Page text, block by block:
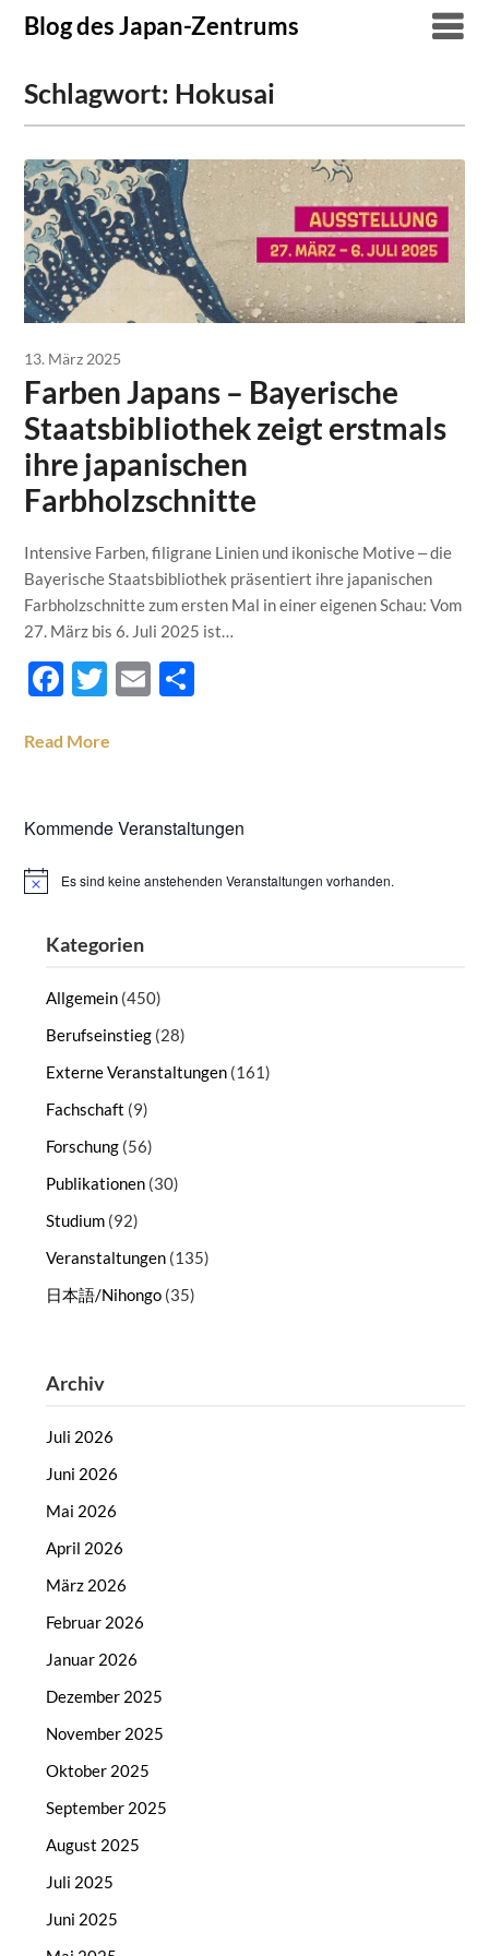
SkipBlog des Japan-Zentrums
Schlagwort: Hokusai
13. März 2025
Farben Japans – Bayerische
Staatsbibliothek zeigt erstmals
ihre japanischen
Farbholzschnitte
Intensive Farben, filigrane Linien und ikonische Motive ‒ die
Bayerische Staatsbibliothek präsentiert ihre japanischen
Farbholzschnitte zum ersten Mal in einer eigenen Schau: Vom
27. März bis 6. Juli 2025 ist…
Facebook
Twitter
Email
Read More
Kommende Veranstaltungen
HinweisEs sind keine anstehenden Veranstaltungen vorhanden.
Kategorien
Allgemein (450)
Berufseinstieg (28)
Externe Veranstaltungen (161)
Fachschaft (9)
Forschung (56)
Publikationen (30)
Studium (92)
Veranstaltungen (135)
日本語/Nihongo (35)
Archiv
Juli 2026
Juni 2026
Mai 2026
April 2026
März 2026
Februar 2026
Januar 2026
Dezember 2025
November 2025
Oktober 2025
September 2025
August 2025
Juli 2025
Juni 2025